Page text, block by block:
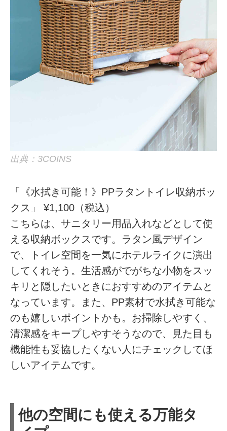
出典：3COINS
「《水拭き可能！》PPラタントイレ収納ボッ
クス」 ¥1,100（税込）
こちらは、サニタリー用品入れなどとして使
える収納ボックスです。ラタン風デザイン
で、トイレ空間を一気にホテルライクに演出
してくれそう。生活感がでがちな小物をスッ
キリと隠したいときにおすすめのアイテムと
なっています。また、PP素材で水拭き可能な
のも嬉しいポイントかも。お掃除しやすく、
清潔感をキープしやすそうなので、見た目も
機能性も妥協したくない人にチェックしてほ
しいアイテムです。
他の空間にも使える万能タ